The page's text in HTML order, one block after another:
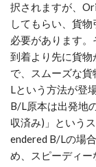
択されますが、
してもらい、貨
必要があります
到着より先に貨物
で、スムーズな
Lという方法が登
B/L原本は出発地
収済み)」という
endered B/Lの場
め、スピーディー